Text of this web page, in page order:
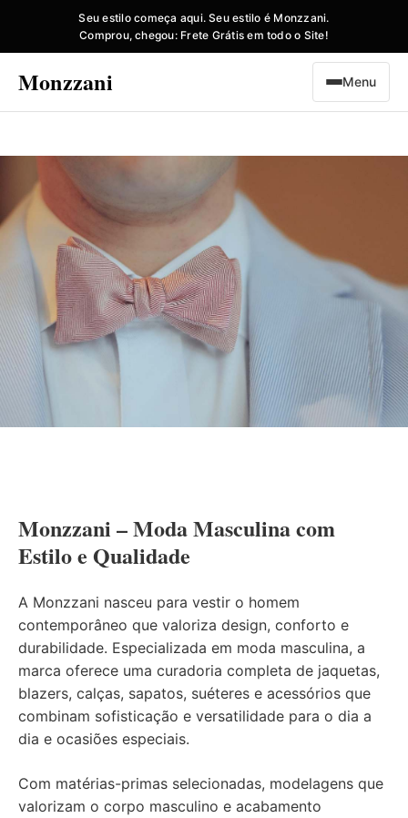
Seu estilo começa aqui. Seu estilo é Monzzani.
Comprou, chegou: Frete Grátis em todo o Site!
Monzzani Menu
Monzzani – Moda Masculina com
Estilo e Qualidade
A Monzzani nasceu para vestir o homem
contemporâneo que valoriza design, conforto e
durabilidade. Especializada em moda masculina, a
marca oferece uma curadoria completa de jaquetas,
blazers, calças, sapatos, suéteres e acessórios que
combinam sofisticação e versatilidade para o dia a
dia e ocasiões especiais.
Com matérias-primas selecionadas, modelagens que
valorizam o corpo masculino e acabamento